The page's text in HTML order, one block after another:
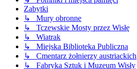
Zabytki
↳ Mury obronne
↳ Tczewskie Mosty przez Wisłę
↳ Wiatrak
↳ Miejska Biblioteka Publiczna
↳ Cmentarz żołnierzy austriackich
↳ Fabryka Sztuk i Muzeum Wisły